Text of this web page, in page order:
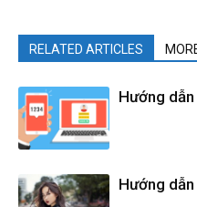
RELATED ARTICLES
Hướng dẫn
Hướng